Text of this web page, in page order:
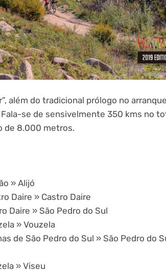
além do tradicional prólogo no
se de sensivelmente 350 kms no
de 8.000 metros.
» Alijó
Daire » Castro Daire
Daire » São Pedro do Sul
» Vouzela
de São Pedro do Sul » São Pedro do
» Viseu